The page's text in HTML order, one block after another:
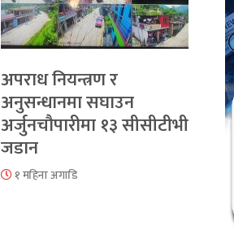
अपराध नियन्त्रण र
अनुसन्धानमा सघाउन
अर्जुनचौपारीमा १३ सीसीटीभी
जडान
१ महिना अगाडि